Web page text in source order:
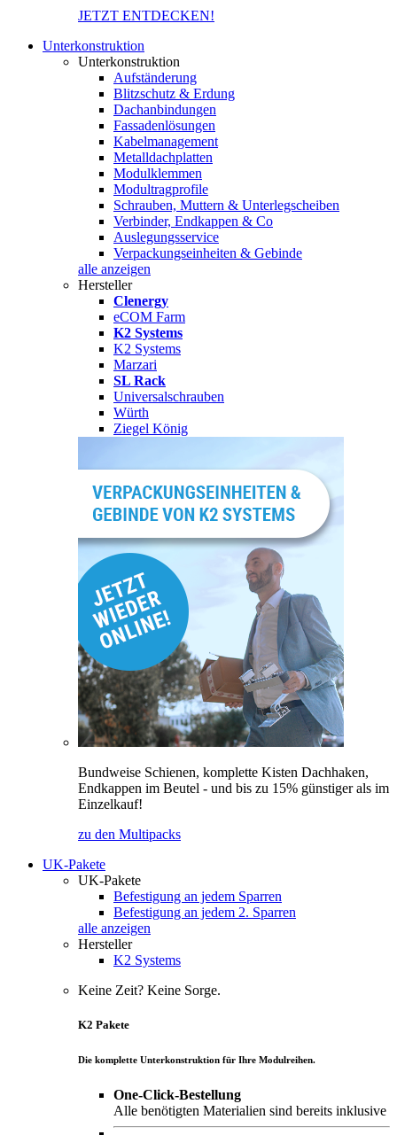
JETZT ENTDECKEN!
Unterkonstruktion
Unterkonstruktion
Aufständerung
Blitzschutz & Erdung
Dachanbindungen
Fassadenlösungen
Kabelmanagement
Metalldachplatten
Modulklemmen
Modultragprofile
Schrauben, Muttern & Unterlegscheiben
Verbinder, Endkappen & Co
Auslegungsservice
Verpackungseinheiten & Gebinde
alle anzeigen
Hersteller
Clenergy
eCOM Farm
K2 Systems
K2 Systems
Marzari
SL Rack
Universalschrauben
Würth
Ziegel König
Bundweise Schienen, komplette Kisten Dachhaken,
Endkappen im Beutel - und bis zu 15% günstiger als im
Einzelkauf!
zu den Multipacks
UK-Pakete
UK-Pakete
Befestigung an jedem Sparren
Befestigung an jedem 2. Sparren
alle anzeigen
Hersteller
K2 Systems
Keine Zeit? Keine Sorge.
K2 Pakete
Die komplette Unterkonstruktion für Ihre Modulreihen.
One-Click-Bestellung
Alle benötigten Materialien sind bereits inklusive